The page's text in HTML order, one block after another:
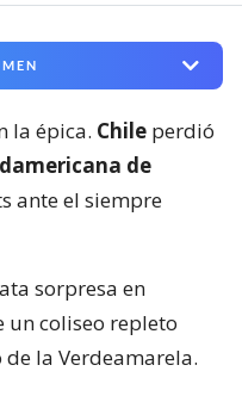
la épica. Chile perdió
de
ante el siempre
sorpresa en
un coliseo repleto
la Verdeamarela.